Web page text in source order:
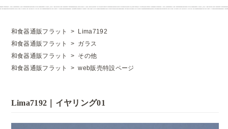
和食器通販フラット >
Lima7192
和食器通販フラット
> ガラス
和食器通販フラット
> その他
和食器通販フラット
>web販売特設ページ
Lima7192｜イヤリング01